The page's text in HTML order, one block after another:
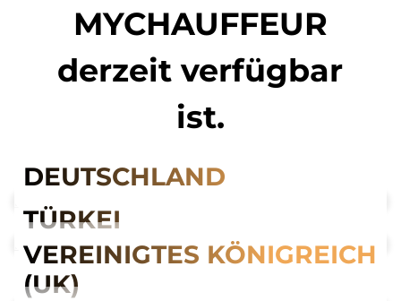
MYCHAUFFEUR
derzeit verfügbar
ist.
DEUTSCHLAND
TÜRKEI
VEREINIGTES KÖNIGREICH
(UK)